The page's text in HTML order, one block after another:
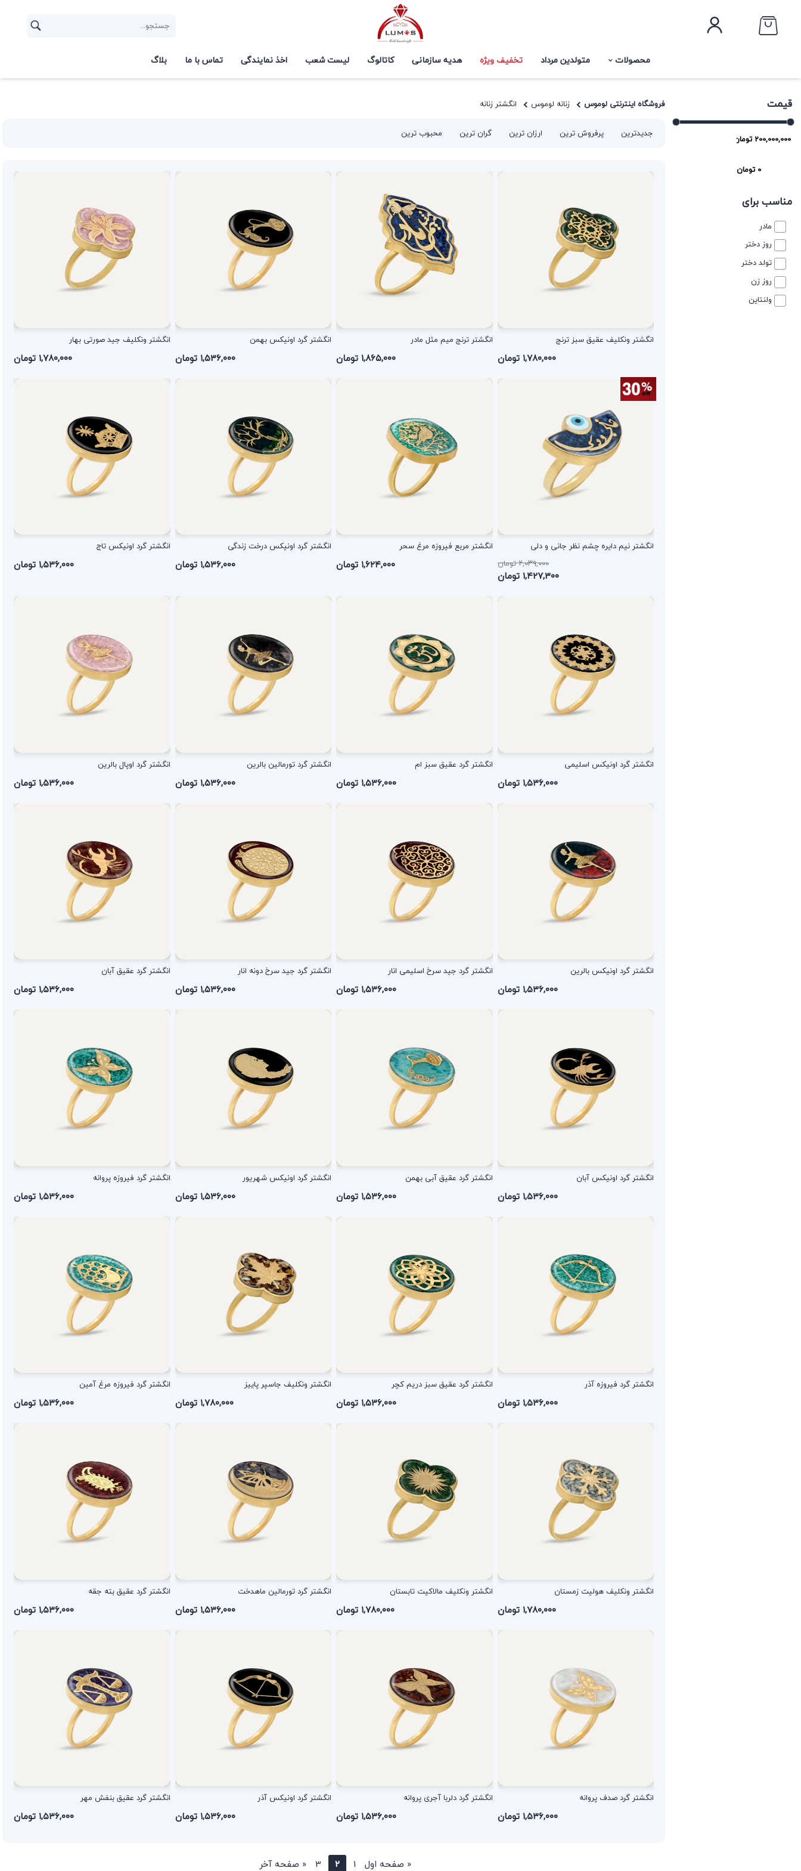
محصولات متولدین مرداد تخفیف ویژه هدیه سازمانی کاتالوگ لیست شعب اخذ نمایندگی تماس با ما بلاگ
قیمت
مناسب برای
مادر
روز دختر
تولد دختر
روز زن
ولنتاین
فروشگاه اینترنتی لوموس زنانه لوموس انگشتر زنانه
جدیدترین پرفروش ترین ارزان ترین گران ترین محبوب ترین
انگشتر ونکلیف عقیق سبز ترنج
۱,۷۸۰,۰۰۰ تومان
انگشتر ترنج میم مثل مادر
۱,۸۶۵,۰۰۰ تومان
انگشتر گرد اونیکس بهمن
۱,۵۳۶,۰۰۰ تومان
انگشتر ونکلیف جید صورتی بهار
۱,۷۸۰,۰۰۰ تومان
انگشتر نیم دایره چشم نظر جانی و دلی
۲,۰۳۹,۰۰۰ تومان
۱,۴۲۷,۳۰۰ تومان
انگشتر مربع فیروزه مرغ سحر
۱,۶۲۴,۰۰۰ تومان
انگشتر گرد اونیکس درخت زندگی
۱,۵۳۶,۰۰۰ تومان
انگشتر گرد اونیکس تاج
۱,۵۳۶,۰۰۰ تومان
انگشتر گرد اونیکس اسلیمی
۱,۵۳۶,۰۰۰ تومان
انگشتر گرد عقیق سبز ام
۱,۵۳۶,۰۰۰ تومان
انگشتر گرد تورمالین بالرین
۱,۵۳۶,۰۰۰ تومان
انگشتر گرد اوپال بالرین
۱,۵۳۶,۰۰۰ تومان
انگشتر گرد اونیکس بالرین
۱,۵۳۶,۰۰۰ تومان
انگشتر گرد جید سرخ اسلیمی انار
۱,۵۳۶,۰۰۰ تومان
انگشتر گرد جید سرخ دونه انار
۱,۵۳۶,۰۰۰ تومان
انگشتر گرد عقیق آبان
۱,۵۳۶,۰۰۰ تومان
انگشتر گرد اونیکس آبان
۱,۵۳۶,۰۰۰ تومان
انگشتر گرد عقیق آبی بهمن
۱,۵۳۶,۰۰۰ تومان
انگشتر گرد اونیکس شهریور
۱,۵۳۶,۰۰۰ تومان
انگشتر گرد فیروزه پروانه
۱,۵۳۶,۰۰۰ تومان
انگشتر گرد فیروزه آذر
۱,۵۳۶,۰۰۰ تومان
انگشتر گرد عقیق سبز دریم کچر
۱,۵۳۶,۰۰۰ تومان
انگشتر ونکلیف جاسپر پاییز
۱,۷۸۰,۰۰۰ تومان
انگشتر گرد فیروزه مرغ آمین
۱,۵۳۶,۰۰۰ تومان
انگشتر ونکلیف هولیت زمستان
۱,۷۸۰,۰۰۰ تومان
انگشتر ونکلیف مالاکیت تابستان
۱,۷۸۰,۰۰۰ تومان
انگشتر گرد تورمالین ماهدخت
۱,۵۳۶,۰۰۰ تومان
انگشتر گرد عقیق بته جقه
۱,۵۳۶,۰۰۰ تومان
انگشتر گرد صدف پروانه
۱,۵۳۶,۰۰۰ تومان
انگشتر گرد دلربا آجری پروانه
۱,۵۳۶,۰۰۰ تومان
انگشتر گرد اونیکس آذر
۱,۵۳۶,۰۰۰ تومان
انگشتر گرد عقیق بنفش مهر
۱,۵۳۶,۰۰۰ تومان
« صفحه اول 1
2
3
« صفحه آخر